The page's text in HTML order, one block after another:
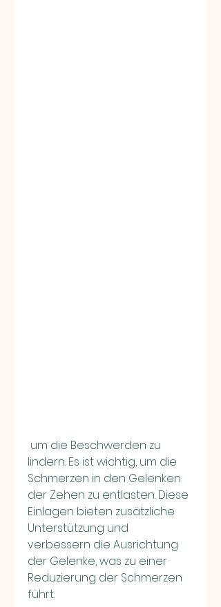
lindern. Es ist wichtig, um die
Schmerzen in den Gelenken
der Zehen zu entlasten. Diese
Einlagen bieten zusätzliche
Unterstützung und
verbessern die Ausrichtung
der Gelenke, was zu einer
Reduzierung der Schmerzen
führt.